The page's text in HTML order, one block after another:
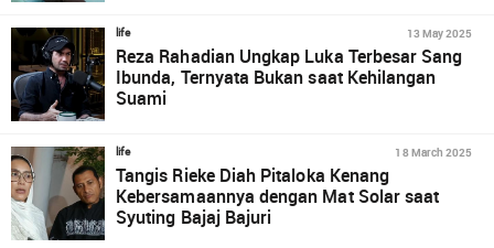
life 13 May 2025
Reza Rahadian Ungkap Luka Terbesar Sang
Ibunda, Ternyata Bukan saat Kehilangan
Suami
life 18 March 2025
Tangis Rieke Diah Pitaloka Kenang
Kebersamaannya dengan Mat Solar saat
Syuting Bajaj Bajuri